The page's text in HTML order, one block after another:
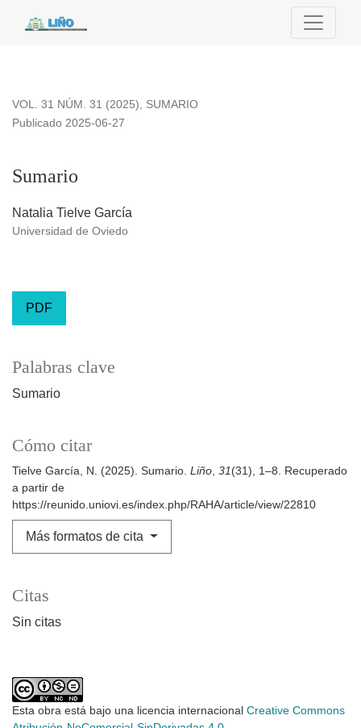
VOL. 31 NÚM. 31 (2025), SUMARIO
Sumario
Publicado 2025-06-27
Natalia Tielve García
Universidad de Oviedo
PDF
Palabras clave
Sumario
Cómo citar
Tielve García, N. (2025). Sumario. Liño, 31(31), 1–8. Recuperado
a partir de
https://reunido.uniovi.es/index.php/RAHA/article/view/22810
Más formatos de cita
Citas
Sin citas
Esta obra está bajo una licencia internacional Creative Commons